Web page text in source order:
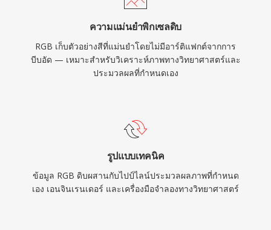
ความแม่นยำพิกเซลดิบ
RGB เก็บตัวอย่างสีที่แม่นยำโดยไม่มีอาร์ติแฟกต์จากการ
บีบอัด — เหมาะสำหรับวิเคราะห์ภาพทางวิทยาศาสตร์และ
ประมวลผลที่กำหนดเอง
รูปแบบเทคนิค
ข้อมูล RGB ดิบผสานกับไปป์ไลน์ประมวลผลภาพที่กำหนด
เอง เอนจินเรนเดอร์ และเครื่องมือจำลองทางวิทยาศาสตร์